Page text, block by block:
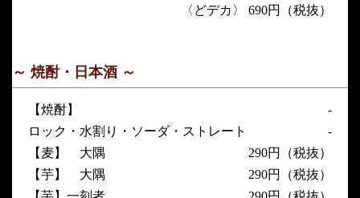
〈どデカ〉 690円（税抜）
～ 焼酎・日本酒 ～
【焼酎】
-
ロック・水割り・ソーダ・ストレート
-
【麦】 大隅
290円（税抜）
【芋】 大隅
290円（税抜）